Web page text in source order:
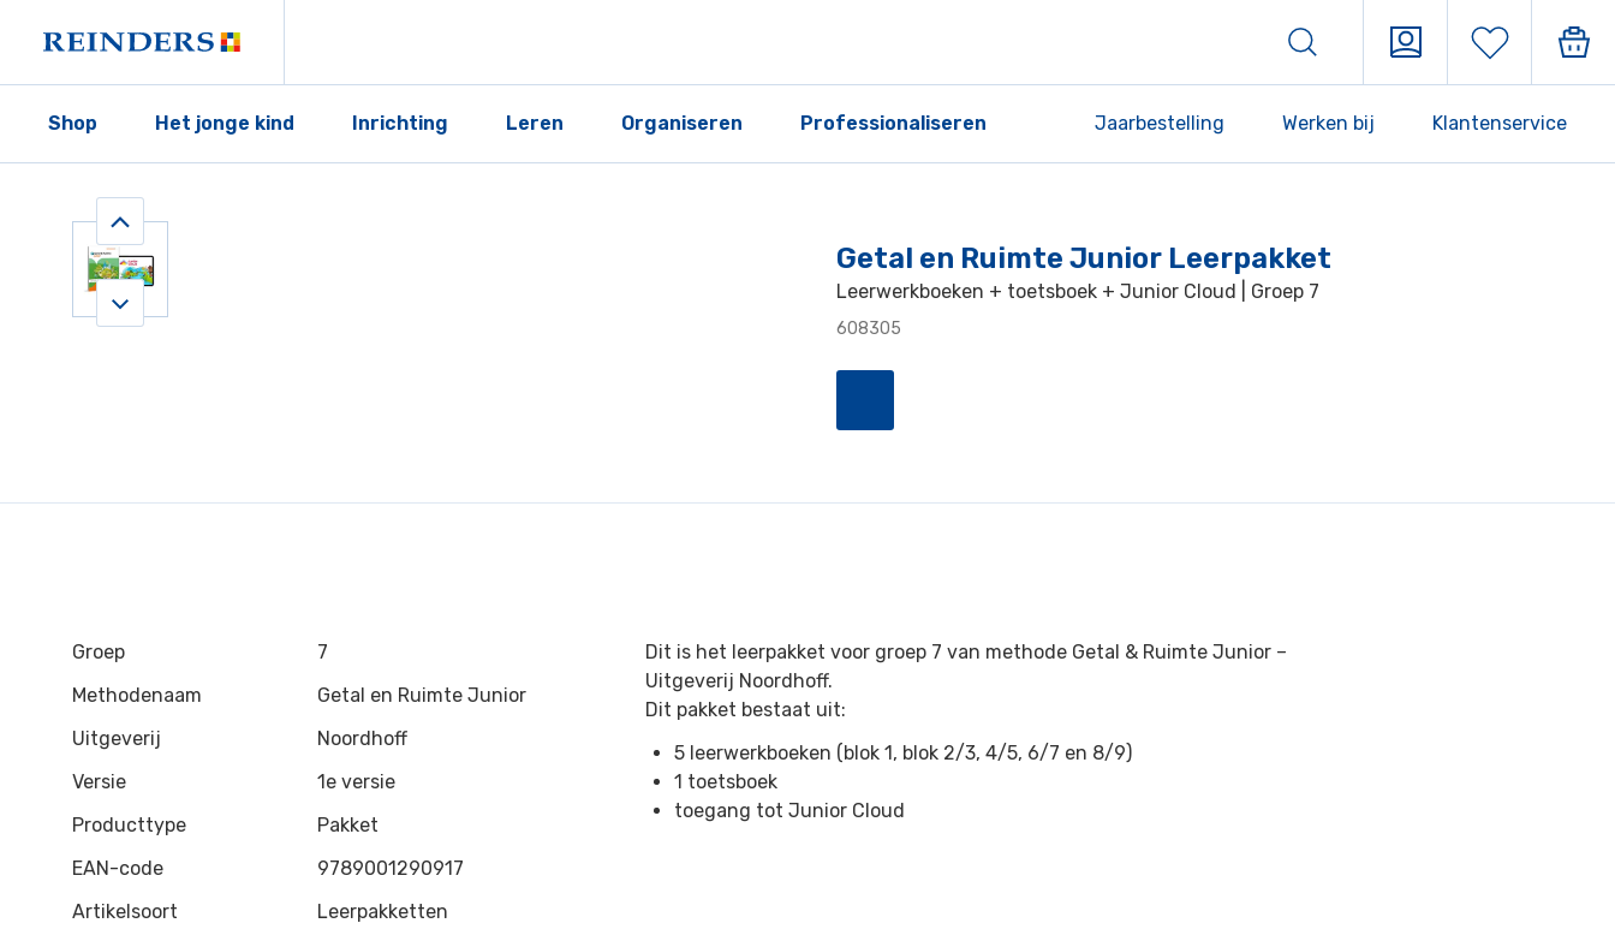
Shop Het jonge kind Inrichting Leren Organiseren Professionaliseren Jaarbestelling Werken bij Klantenservice
Getal en Ruimte Junior Leerpakket
Leerwerkboeken + toetsboek + Junior Cloud | Groep 7
608305
Groep
7
Methodenaam
Getal en Ruimte Junior
Uitgeverij
Noordhoff
Versie
1e versie
Producttype
Pakket
EAN-code
9789001290917
Artikelsoort
Leerpakketten
Dit is het leerpakket voor groep 7 van methode Getal & Ruimte Junior –
Uitgeverij Noordhoff.
Dit pakket bestaat uit:
5 leerwerkboeken (blok 1, blok 2/3, 4/5, 6/7 en 8/9)
1 toetsboek
toegang tot Junior Cloud